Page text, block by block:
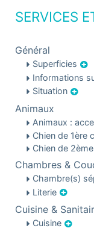
SERVICES
Général
Superficies
Informations
Situation
Animaux
Chien de 1ère
Chien de
Chambres &
Literie
Cuisine &
Cuisine